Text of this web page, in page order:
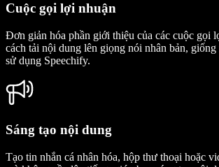
Cuộc gọi lợi nhuận
Đơn giản hóa phần giới thiệu của các cuộc gọi
cách tải nội dung lên giọng nói nhân bản,
sử dụng Speechify.
Sáng tạo nội dung
Tạo tin nhắn cá nhân hóa, hộp thư thoại hoặc